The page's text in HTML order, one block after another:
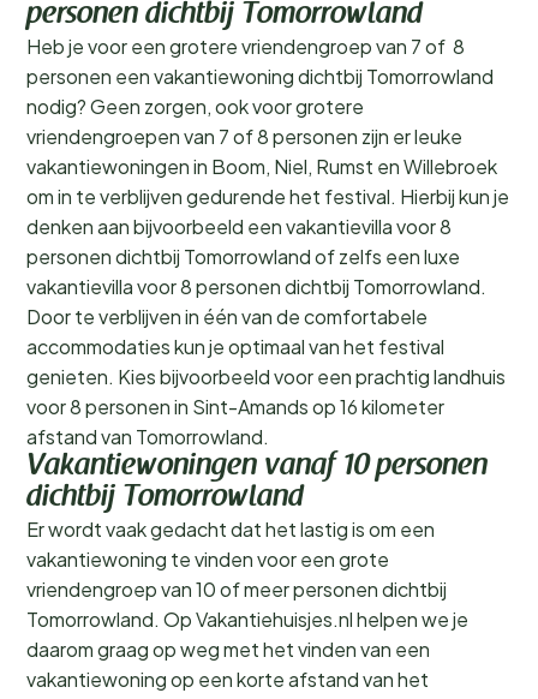
personen dichtbij Tomorrowland
Heb je voor een grotere vriendengroep van 7 of 8
personen een vakantiewoning dichtbij Tomorrowland
nodig? Geen zorgen, ook voor grotere
vriendengroepen van 7 of 8 personen zijn er leuke
vakantiewoningen in Boom, Niel, Rumst en Willebroek
om in te verblijven gedurende het festival. Hierbij kun je
denken aan bijvoorbeeld een vakantievilla voor 8
personen dichtbij Tomorrowland of zelfs een luxe
vakantievilla voor 8 personen dichtbij Tomorrowland.
Door te verblijven in één van de comfortabele
accommodaties kun je optimaal van het festival
genieten. Kies bijvoorbeeld voor een prachtig landhuis
voor 8 personen in Sint-Amands op 16 kilometer
afstand van Tomorrowland.
Vakantiewoningen vanaf 10 personen
dichtbij Tomorrowland
Er wordt vaak gedacht dat het lastig is om een
vakantiewoning te vinden voor een grote
vriendengroep van 10 of meer personen dichtbij
Tomorrowland. Op Vakantiehuisjes.nl helpen we je
daarom graag op weg met het vinden van een
vakantiewoning op een korte afstand van het